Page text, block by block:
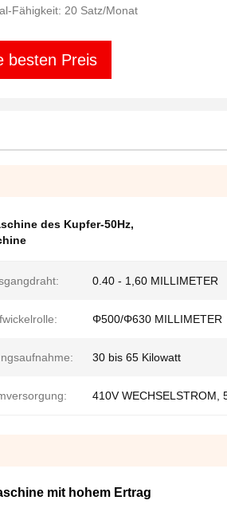
Fähigkeit: 20 Satz/Monat
besten Preis
des Kupfer-50Hz,
0.40 - 1,60 MILLIMETER
Φ500/Φ630 MILLIMETER
30 bis 65 Kilowatt
410V WECHSELSTROM,
mit hohem Ertrag